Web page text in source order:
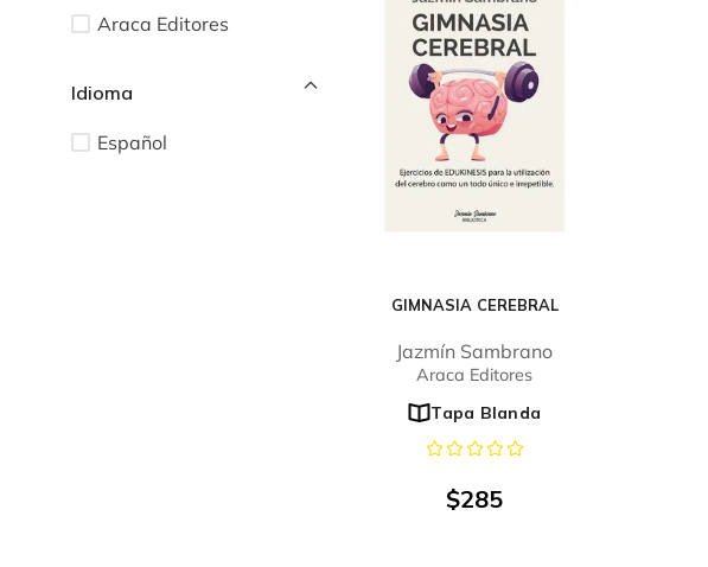
Araca Editores
Idioma
Español
GIMNASIA CEREBRAL
Jazmín Sambrano
Araca Editores
Tapa Blanda
$285